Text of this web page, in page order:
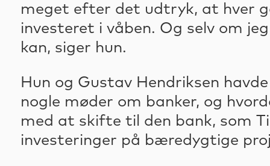
meget efter det udtryk, at hver
investeret i våben. Og selv om
kan, siger hun.
Hun og Gustav Hendriksen
nogle møder om banker, og
med at skifte til den bank, som
investeringer på bæredygtige